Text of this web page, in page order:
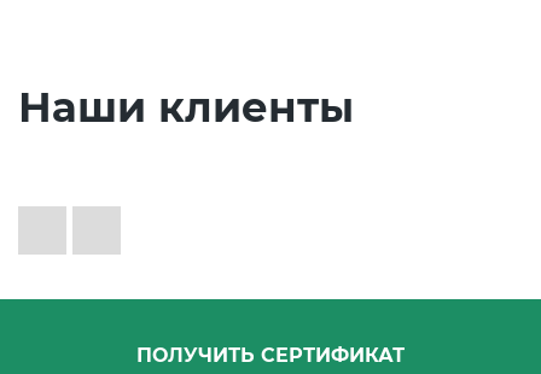
Наши клиенты
ПОЛУЧИТЬ СЕРТИФИКАТ